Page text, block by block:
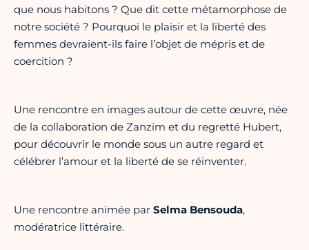
que nous habitons ? Que dit cette métamorphose de
notre société ? Pourquoi le plaisir et la liberté des
femmes devraient-ils faire l’objet de mépris et de
coercition ?
Une rencontre en images autour de cette œuvre, née
de la collaboration de Zanzim et du regretté Hubert,
pour découvrir le monde sous un autre regard et
célébrer l’amour et la liberté de se réinventer.
Une rencontre animée par Selma Bensouda,
modératrice littéraire.